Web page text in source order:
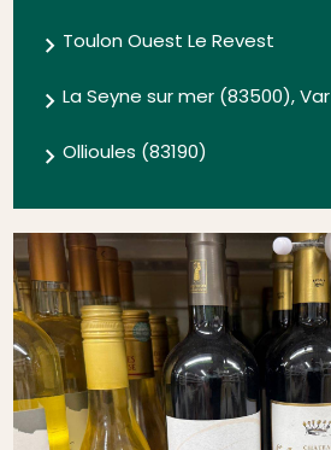
Toulon Ouest Le Revest
La Seyne sur mer (83500), Var
Ollioules (83190)